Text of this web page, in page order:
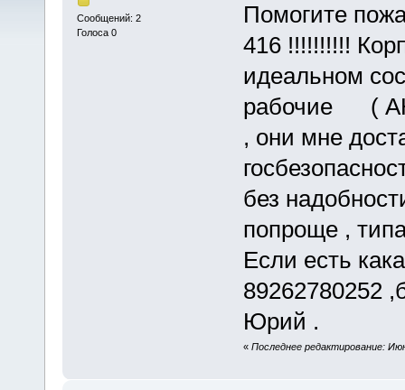
Сообщений: 2
Голоса 0
Помогите
416 !!!!!!!!!!
идеальном
рабочие (
, они мне
без
попроще ,
Если есть
89262780252
Юрий .
« Последнее редактирование: